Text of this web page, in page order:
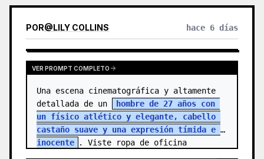
POR@LILY COLLINS hace 6 días
VER PROMPT COMPLETO
Una escena cinematográfica y altamente
detallada de un
hombre de 27 años con
un físico atlético y elegante, cabello
castaño suave y una expresión tímida e
inocente
. Viste ropa de oficina